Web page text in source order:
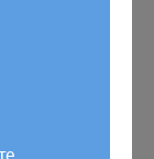
2000 года